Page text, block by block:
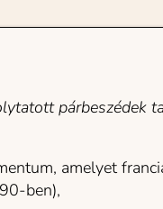
párbeszédek
amelyet
ben),